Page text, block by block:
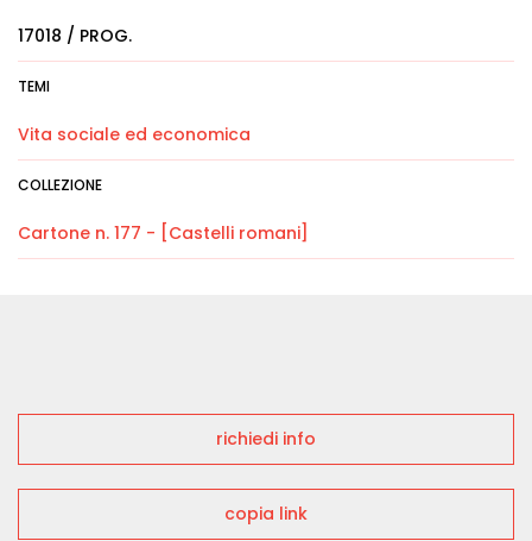
17018 / PROG.
TEMI
Vita sociale ed economica
COLLEZIONE
Cartone n. 177 - [Castelli romani]
richiedi info
copia link